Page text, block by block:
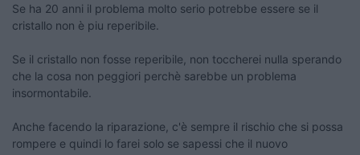
Se ha 20 anni il problema molto serio potrebbe essere se il
cristallo non è piu reperibile.
Se il cristallo non fosse reperibile, non toccherei nulla sperando
che la cosa non peggiori perchè sarebbe un problema
insormontabile.
Anche facendo la riparazione, c'è sempre il rischio che si possa
rompere e quindi lo farei solo se sapessi che il nuovo